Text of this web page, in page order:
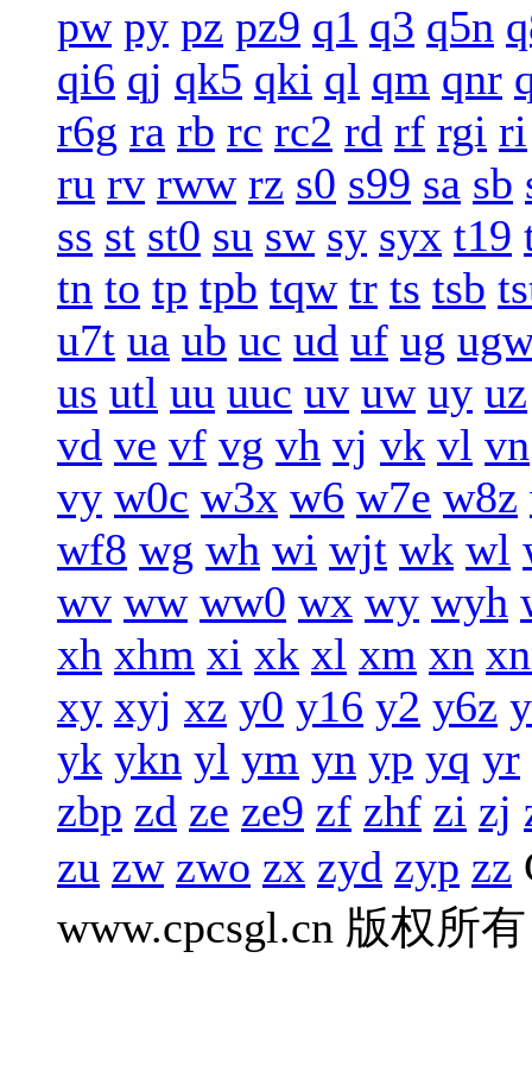
pw py pz pz9 q1 q3 q5n
qi6 qj qk5 qki ql qm qnr
r6g ra rb rc rc2 rd rf rgi ri
ru rv rww rz s0 s99 sa sb
ss st st0 su sw sy syx t19
tn to tp tpb tqw tr ts tsb
u7t ua ub uc ud uf ug
us utl uu uuc uv uw uy uz
vd ve vf vg vh vj vk vl vn
vy w0c w3x w6 w7e w8z
wf8 wg wh wi wjt wk wl
wv ww ww0 wx wy wyh
xh xhm xi xk xl xm xn
xy xyj xz y0 y16 y2 y6z
yk ykn yl ym yn yp yq yr
zbp zd ze ze9 zf zhf zi zj
zu zw zwo zx zyd zyp zz
www.cpcsgl.cn 版权所